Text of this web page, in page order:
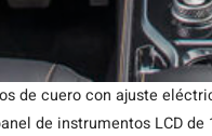
de cuero con ajuste
de instrumentos LCD